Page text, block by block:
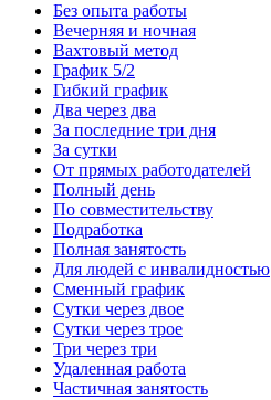
Без опыта работы
Вечерняя и ночная
Вахтовый метод
График 5/2
Гибкий график
Два через два
За последние три дня
За сутки
От прямых работодателей
Полный день
По совместительству
Подработка
Полная занятость
Для людей с инвалидностью
Сменный график
Сутки через двое
Сутки через трое
Три через три
Удаленная работа
Частичная занятость